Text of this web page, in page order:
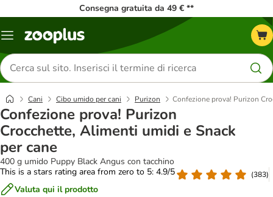
Consegna gratuita da 49 € **
Overview
Cerca
prodotti
Cani Cibo umido per cani Purizon Confezione prova! Purizon
Confezione prova! Purizon
Crocchette, Alimenti umidi e Snack
per cane
400 g umido Puppy Black Angus con tacchino
This is a stars rating area from zero to 5: 4.9/5
(383)
Valuta qui il prodotto